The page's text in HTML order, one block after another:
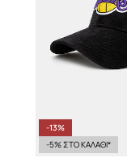
-13%
-5% ΣΤΟ ΚΑΛΑΘΙ*